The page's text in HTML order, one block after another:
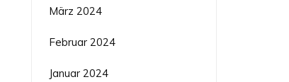
März 2024
Februar 2024
Januar 2024